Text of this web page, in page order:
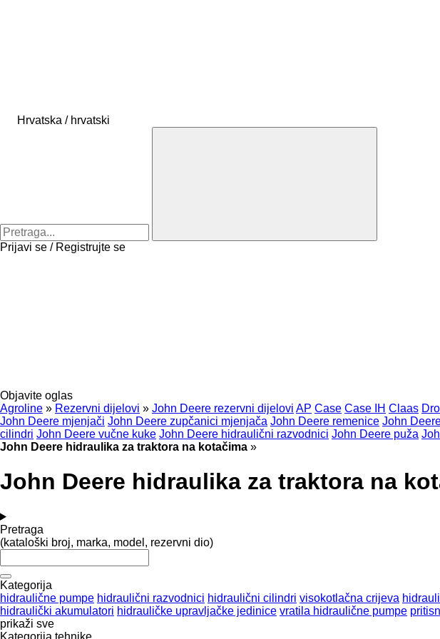
Hrvatska / hrvatski
Prijavi se / Registrujte se
Objavite oglas
Agroline » Rezervni dijelovi » John Deere rezervni dijelovi AP Case Case IH Claas
John Deere mjenjači John Deere zupčanici mjenjača John Deere remenice John
cilindri John Deere vučne kuke John Deere hidraulični razvodnici John Deere puža
John Deere hidraulika za traktora na kotačima »
John Deere hidraulika za traktora na
Pretraga
(kataloški broj, marka, model, rezervni dio)
Kategorija
hidraulične pumpe hidraulični razvodnici hidraulični cilindri visokotlačna crijeva
hidraulički akumulatori hidrauličke upravljačke jedinice vratila hidraulične pumpe
prikaži sve
Kategorija tehnike